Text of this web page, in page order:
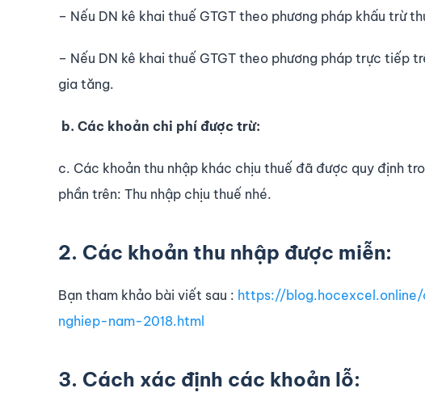
– Nếu DN kê khai thuế GTGT theo phương pháp khấu trừ
– Nếu DN kê khai thuế GTGT theo phương pháp trực tiếp
gia tăng.
b. Các khoản chi phí được trừ:
c. Các khoản thu nhập khác chịu thuế đã được quy định
phần trên: Thu nhập chịu thuế nhé.
2. Các khoản thu nhập được miễn:
Bạn tham khảo bài viết sau : https://
nghiep-nam-2018.html
3. Cách xác định các khoản lỗ: